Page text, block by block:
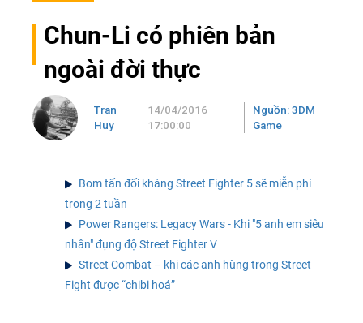
Chun-Li có phiên bản
ngoài đời thực
Tran
Huy
14/04/2016
17:00:00
Nguồn: 3DM
Game
Bom tấn đối kháng Street Fighter 5 sẽ miễn phí
trong 2 tuần
Power Rangers: Legacy Wars - Khi "5 anh em siêu
nhân" đụng độ Street Fighter V
Street Combat – khi các anh hùng trong Street
Fight được “chibi hoá”